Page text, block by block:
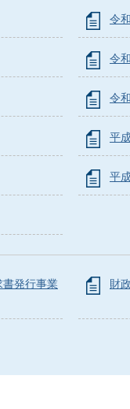
令
令
令
平
平
書発行事業
財